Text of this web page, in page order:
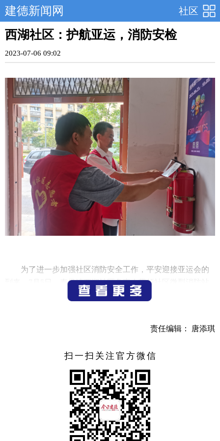
社区
建德新闻网
西湖社区：护航亚运，消防安检
2023-07-06 09:02
为了进一步加强社区消防安全工作，平安迎接亚运会的
到来。7月5日，寿昌镇西湖社区负责人带领社区微型消防站
成员来到佳和、昌安公寓等小区进行消防安全检查。
水带、水栓等消防器材是否完好，灭火器是否过期等问题，
此次检查，提高了各个小区居民消防安全意识，有利于
社区防止消防安全隐患反弹，有利于社区把消防隐患消除在
责任编辑： 唐添琪
扫一扫关注官方微信